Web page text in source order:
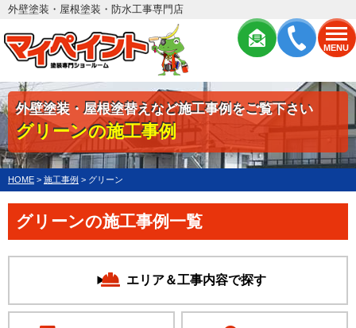
MENU
外壁塗装・屋根塗装・防水工事専門店
外壁塗装・屋根塗替えなど施工事例をご覧下さい
グリーンの施工事例
HOME > 施工事例 > グリーン
グリーンの施工事例一覧
エリア＆工事内容で探す